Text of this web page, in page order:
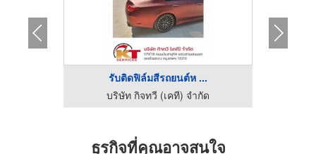
รับติดฟิล์มสีรถยนต์ห ...
บริษัท กิจทวี (เคที) จำกัด
ธุรกิจที่คุณอาจสนใจ